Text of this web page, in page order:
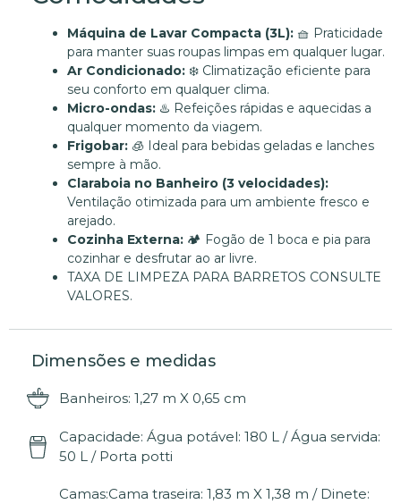
Máquina de Lavar Compacta (3L): 🧺 Praticidade
para manter suas roupas limpas em qualquer lugar.
Ar Condicionado: ❄️ Climatização eficiente para
seu conforto em qualquer clima.
Micro-ondas: ♨️ Refeições rápidas e aquecidas a
qualquer momento da viagem.
Frigobar: 🧊 Ideal para bebidas geladas e lanches
sempre à mão.
Claraboia no Banheiro (3 velocidades):
Ventilação otimizada para um ambiente fresco e
arejado.
Cozinha Externa: 🏕️ Fogão de 1 boca e pia para
cozinhar e desfrutar ao ar livre.
TAXA DE LIMPEZA PARA BARRETOS CONSULTE
VALORES.
Dimensões e medidas
Banheiros: 1,27 m X 0,65 cm
Capacidade: Água potável: 180 L / Água servida:
50 L / Porta potti
Camas:Cama traseira: 1,83 m X 1,38 m / Dinete: